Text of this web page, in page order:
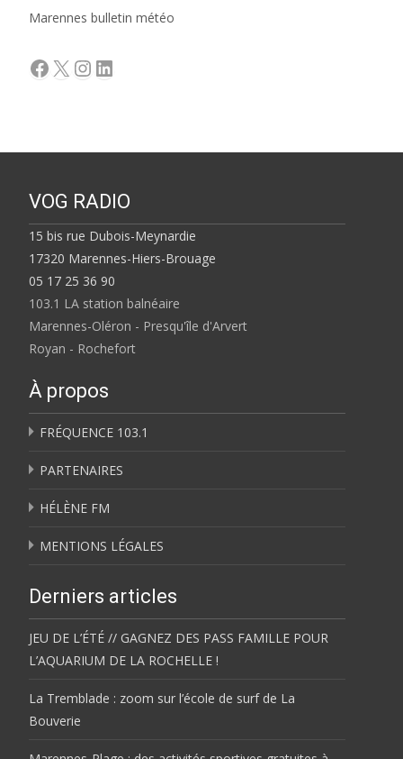
Marennes bulletin météo
Facebook
X Instagram
LinkedIn
VOG RADIO
15 bis rue Dubois-Meynardie
17320 Marennes-Hiers-Brouage
05 17 25 36 90
103.1 LA station balnéaire
Marennes-Oléron - Presqu'île d'Arvert
Royan - Rochefort
À propos
FRÉQUENCE 103.1
PARTENAIRES
HÉLÈNE FM
MENTIONS LÉGALES
Derniers articles
JEU DE L’ÉTÉ // GAGNEZ DES PASS FAMILLE POUR
L’AQUARIUM DE LA ROCHELLE !
La Tremblade : zoom sur l’école de surf de La
Bouverie